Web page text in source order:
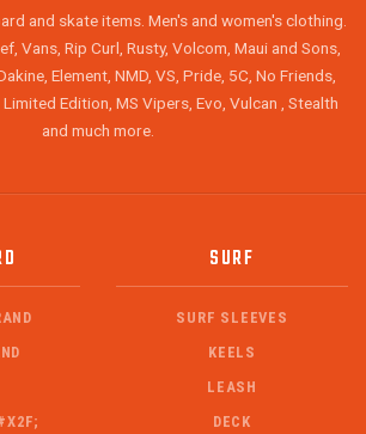
and skate items. Men's and women's clothing.
Vans, Rip Curl, Rusty, Volcom, Maui and Sons,
Element, NMD, VS, Pride, 5C, No Friends,
Edition, MS Vipers, Evo, Vulcan , Stealth
and much more.
SURF
SURF SLEEVES
KEELS
LEASH
DECK